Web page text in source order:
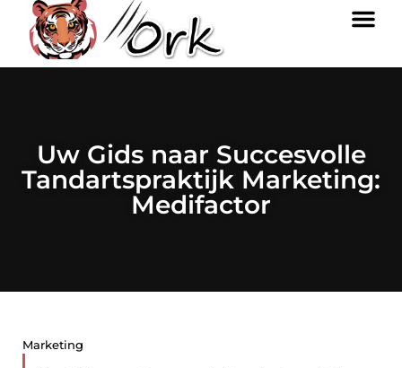
Uw Gids naar Succesvolle
Tandartspraktijk Marketing:
Medifactor
Marketing